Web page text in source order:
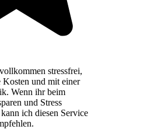
stressfrei,
Kosten und mit einer
Wenn ihr beim
und Stress
ich diesen Service